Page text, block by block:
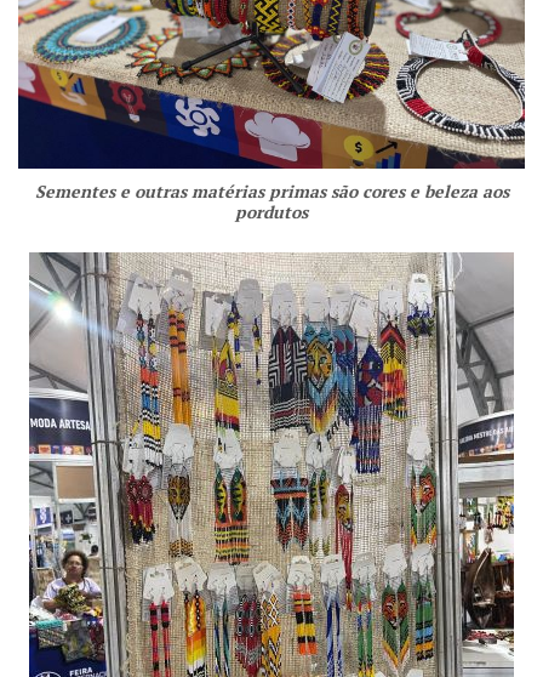
Sementes e outras matérias primas são cores e beleza aos
pordutos